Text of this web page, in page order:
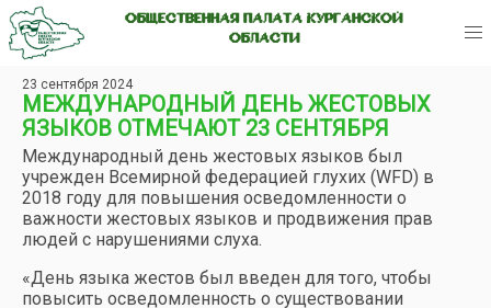
ОБЩЕСТВЕННАЯ ПАЛАТА КУРГАНСКОЙ
ОБЛАСТИ
23 сентября 2024
МЕЖДУНАРОДНЫЙ ДЕНЬ ЖЕСТОВЫХ
ЯЗЫКОВ ОТМЕЧАЮТ 23 СЕНТЯБРЯ
Международный день жестовых языков был
учрежден Всемирной федерацией глухих (WFD) в
2018 году для повышения осведомленности о
важности жестовых языков и продвижения прав
людей с нарушениями слуха.
«День языка жестов был введен для того, чтобы
повысить осведомленность о существовании